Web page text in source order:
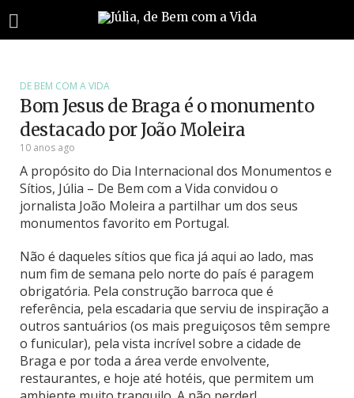
DE BEM COM A VIDA
Bom Jesus de Braga é o monumento
destacado por João Moleira
10 anos ago
A propósito do Dia Internacional dos Monumentos e
Sítios, Júlia – De Bem com a Vida convidou o
jornalista João Moleira a partilhar um dos seus
monumentos favorito em Portugal.
Não é daqueles sítios que fica já aqui ao lado, mas
num fim de semana pelo norte do país é paragem
obrigatória. Pela construção barroca que é
referência, pela escadaria que serviu de inspiração a
outros santuários (os mais preguiçosos têm sempre
o funicular), pela vista incrível sobre a cidade de
Braga e por toda a área verde envolvente,
restaurantes, e hoje até hotéis, que permitem um